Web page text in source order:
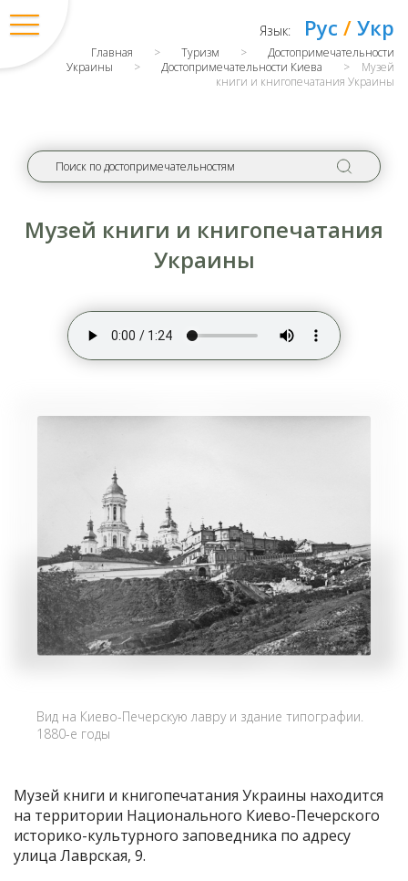
Рус / Укр
Язык:
Главная > Туризм >
Достопримечательности
Украины
> Достопримечательности Киева >
Музей
книги и книгопечатания Украины
Музей книги и книгопечатания
Украины
Вид на Киево-Печерскую лавру и здание типографии.
1880-е годы
Музей книги и книгопечатания Украины находится
на территории Национального Киево-Печерского
историко-культурного заповедника по адресу
улица Лаврская, 9.